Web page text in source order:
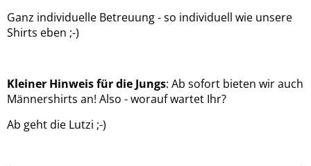
Ganz individuelle Betreuung - so individuell wie unsere
Shirts eben ;-)
Kleiner Hinweis für die Jungs: Ab sofort bieten wir auch
Männershirts an! Also - worauf wartet Ihr?
Ab geht die Lutzi ;-)